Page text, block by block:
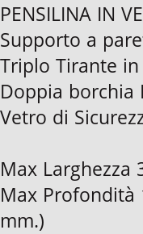
PENSILINA IN
Supporto a
Triplo Tirante in
Doppia borchia
Vetro di
Max Larghezza
Max Profondità
mm.)